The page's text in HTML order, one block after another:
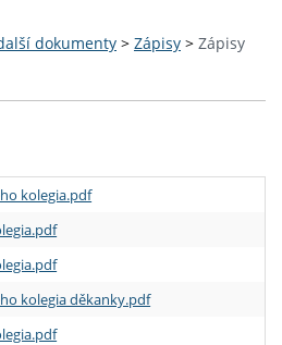
dokumenty > Zápisy > Zápisy
kolegia.pdf
kolegia děkanky.pdf